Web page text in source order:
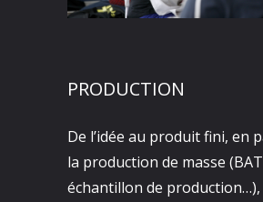
PRODUCTION
De l’idée au produit fini, en
la production de masse
échantillon de production…),